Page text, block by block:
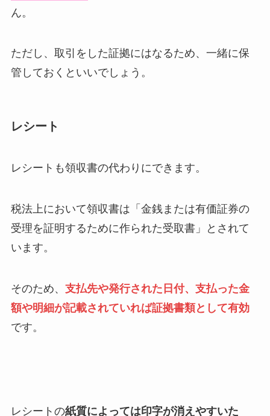
ん。
ただし、取引をした証拠にはなるため、一緒に保
管しておくといいでしょう。
レシート
レシートも領収書の代わりにできます。
税法上において領収書は「金銭または有価証券の
受理を証明するために作られた受取書」とされて
います。
そのため、 支払先や発行された日付、支払った金
額や明細が記載されていれば証拠書類として有効
です。
レシートの紙質によっては印字が消えやすいた